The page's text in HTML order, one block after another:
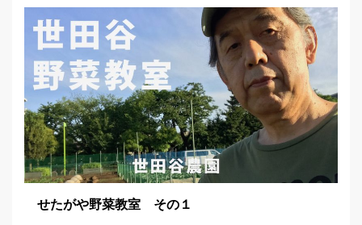
せたがや野菜教室 その１